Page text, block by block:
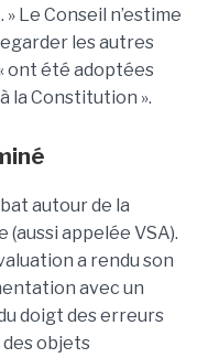
Le Conseil n’estime
les autres
ont été adoptées
la Constitution ».
autour de la
appelée VSA).
a rendu son
avec un
doigt des erreurs
des objets